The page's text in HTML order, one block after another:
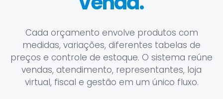
Cada orçamento envolve produtos com
medidas, variações, diferentes tabelas de
preços e controle de estoque. O sistema reúne
vendas, atendimento, representantes, loja
virtual, fiscal e gestão em um único fluxo.